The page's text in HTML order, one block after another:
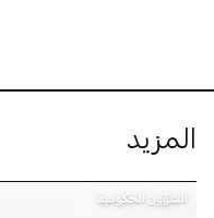
المزيد
الشؤون الحكومية